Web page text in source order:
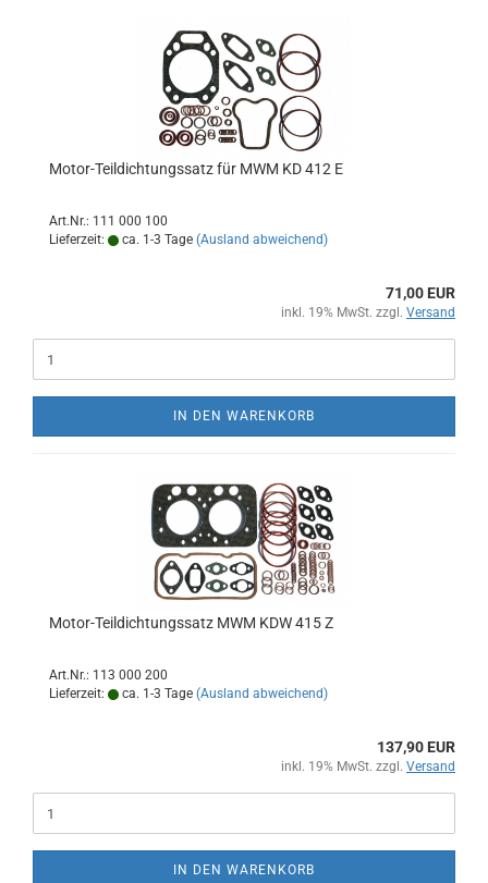
Motor-Teildichtungssatz für MWM KD 412 E
Art.Nr.: 111 000 100
Lieferzeit:
ca. 1-3 Tage (Ausland abweichend)
71,00 EUR
inkl. 19% MwSt. zzgl. Versand
IN DEN WARENKORB
Motor-Teildichtungssatz MWM KDW 415 Z
Art.Nr.: 113 000 200
Lieferzeit:
ca. 1-3 Tage (Ausland abweichend)
137,90 EUR
inkl. 19% MwSt. zzgl. Versand
IN DEN WARENKORB